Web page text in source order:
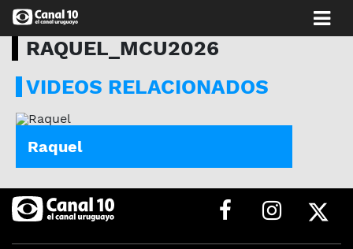
RAQUEL_MCU2026
VIDEOS RELACIONADOS
Raquel